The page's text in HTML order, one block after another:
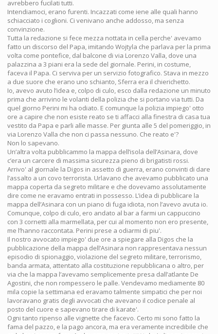
avrebbero fucilati tutti.
Intendiamoci, erano furenti. Incazzati come iene alle quali hanno
schiacciato i coglioni. Ci venivano anche addosso, ma senza
convinzione.
Tutta la redazione si fece mezza nottata in cella perche' avevamo
fatto un discorso del Papa, imitando Wojtyla che parlava per la prima
volta come pontefice, dal balcone di via Lorenzo Valla, dove una
palazzina a 3 piani era la sede del giornale. Perini, in costume,
faceva il Papa. Ci serviva per un servizio fotografico. Stava in mezzo
a due suore che erano uno schianto, Sferra era il chierichetto.
Io, avevo avuto l’idea e, colpo di culo, esco dalla redazione un minuto
prima che arrivino le volanti della polizia che si portano via tutti. Da
quel giorno Perini mi ha odiato. E comunque la polizia impiego' otto
ore a capire che non esiste reato se ti affacci alla finestra di casa tua
vestito da Papa e parli alle masse. Per giunta alle 5 del pomeriggio, in
via Lorenzo Valla che non ci passa nessuno. Che reato e'?
Non lo sapevano.
Un’altra volta pubblicammo la mappa dell’isola dell’Asinara, dove
c’era un carcere di massima sicurezza pieno di brigatisti rossi.
Arrivo' al giornale la Digos in assetto di guerra, erano convinti di dare
l’assalto a un covo terrorista. Urlavano che avevamo pubblicato una
mappa coperta da segreto militare e che dovevamo assolutamente
dire come ne eravamo entrati in possesso. L’idea di pubblicare la
mappa dell’Asinara con un piano di fuga idiota, non l’avevo avuta io.
Comunque, colpo di culo, ero andato al bar a farmi un cappuccino
con 3 cornetti alla marmellata, per cui al momento non ero presente,
me l’hanno raccontata. Perini prese a odiarmi di piu'.
Il nostro avvocato impiego' due ore a spiegare alla Digos che la
pubblicazione della mappa dell’Asinara non rappresentava nessun
episodio di spionaggio, violazione del segreto militare, terrorismo,
banda armata, attentato alla costituzione repubblicana o altro, per
via che la mappa l’avevamo semplicemente presa dall’atlante De
Agostini, che non rompessero le palle. Vendevamo mediamente 80
mila copie la settimana ed eravamo talmente simpatici che per noi
lavoravano gratis degli avvocati che avevano il codice penale al
posto del cuore e sapevano tirare di karate'.
Ogni tanto ripenso alle vignette che facevo. Certo mi sono fatto la
fama del pazzo, e la pago ancora, ma era veramente incredibile che